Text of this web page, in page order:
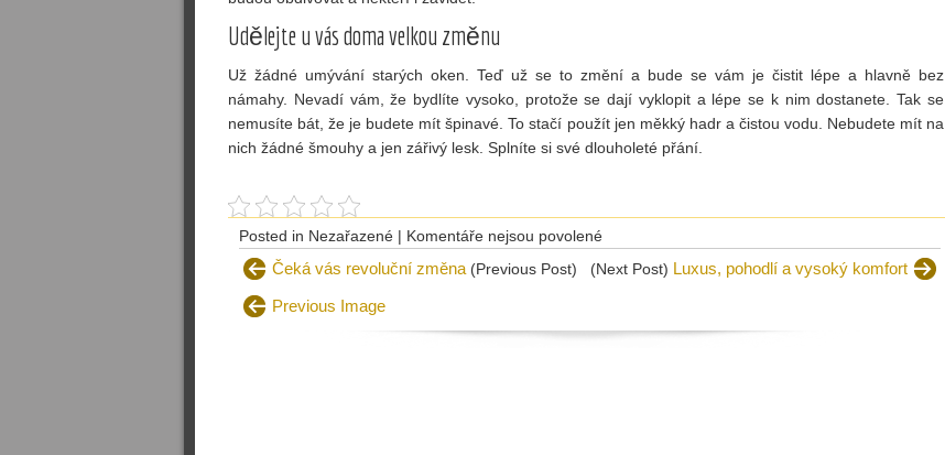
Udělejte u vás doma velkou změnu
Už žádné umývání starých oken. Teď už se to změní a bude se vám je čistit lépe a hlavně bez
námahy. Nevadí vám, že bydlíte vysoko, protože se dají vyklopit a lépe se k nim dostanete. Tak se
nemusíte bát, že je budete mít špinavé. To stačí použít jen měkký hadr a čistou vodu. Nebudete mít na
nich žádné šmouhy a jen zářivý lesk. Splníte si své dlouholeté přání.
Posted in Nezařazené | Komentáře nejsou povolenéu
Zdarma
Čeká vás revoluční změna (Previous Post) (Next Post) Luxus, pohodlí a vysoký komfort
Previous Image